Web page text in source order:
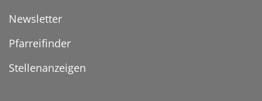
Newsletter
Pfarreifinder
Stellenanzeigen